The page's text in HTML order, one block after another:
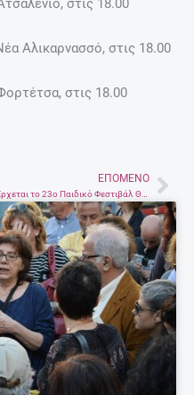
στις 18.00
Αλικαρνασσό, στις 18.00
στις 18.00
ΕΠΌΜΕΝΟ
Έρχεται το 23ο Παιδικό Φεστιβάλ Θεατρικής Έκφρασης